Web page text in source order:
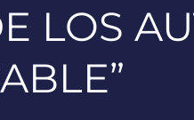
LOS